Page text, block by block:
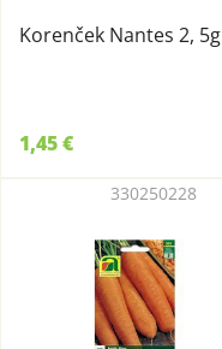
Korenček Nantes 2, 5g
1,45 €
330250228